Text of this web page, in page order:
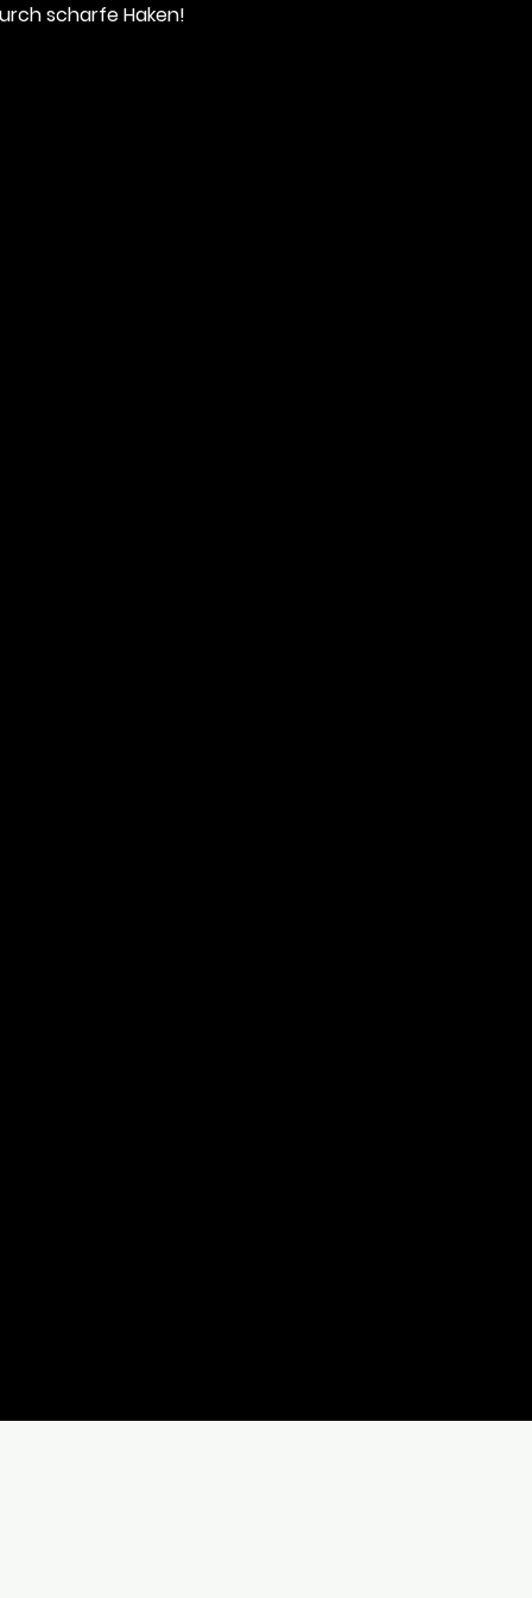
scharfe Haken!